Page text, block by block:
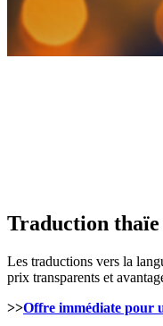
Traduction thaïe
Les traductions vers la
prix transparents et
>>Offre immédiate pour